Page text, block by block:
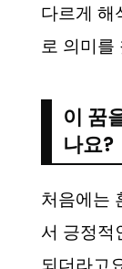
다르게 해
로 의미를
이 꿈
나요?
처음에는
서 긍정적